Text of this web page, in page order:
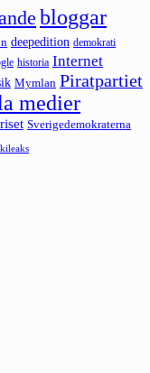
bloggar
deepedition demokrati
historia Internet
Mymlan Piratpartiet
medier
Sverigedemokraterna